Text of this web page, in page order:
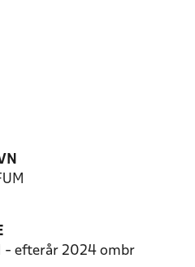
- efterår 2024 ombr